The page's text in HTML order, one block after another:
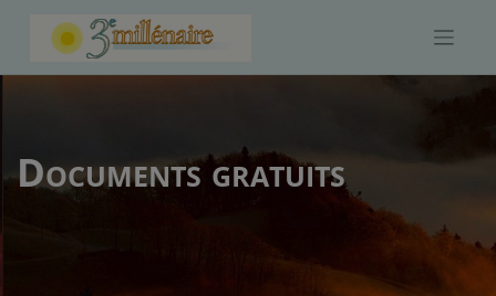
Documents gratuits